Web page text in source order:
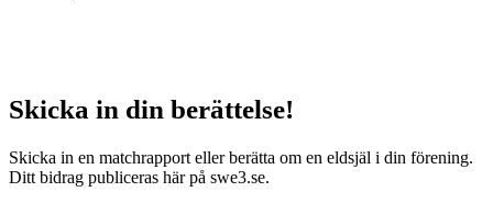
Skicka in din berättelse!
Skicka in en matchrapport eller berätta om en eldsjäl i din förening.
Ditt bidrag publiceras här på swe3.se.